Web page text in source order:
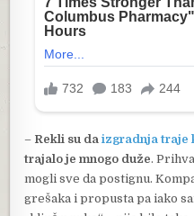
– Rekli su daizgradnja traje
trajalo je mnogo duže.
mogli sve da postignu.
grešaka i propusta pa iako